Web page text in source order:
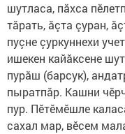
шутласа, пăхса
тăрать, ăçта çуран,
пуçне çуркуннехи
ишекен кайăксене
пурăш (барсук),
пыратпăр. Кашни
пур. Пӗтӗмӗшле
сахал мар, вӗсем